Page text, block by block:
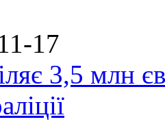
17
3,5 млн